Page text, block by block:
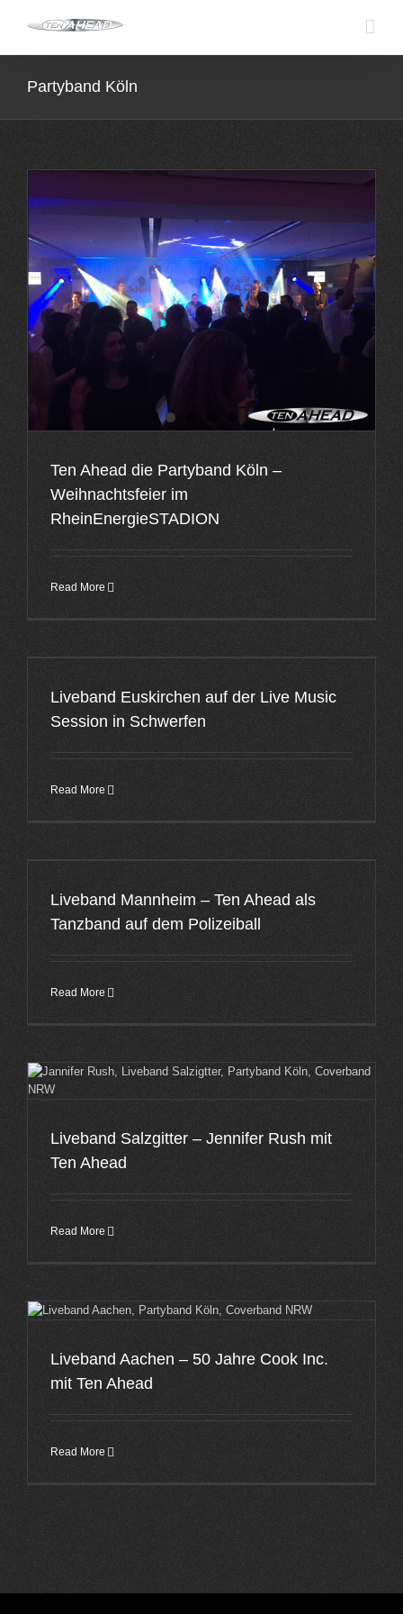
Partyband Köln
Ten Ahead die Partyband Köln –
Weihnachtsfeier im
RheinEnergieSTADION
Read More
Liveband Euskirchen auf der Live Music
Session in Schwerfen
Read More
Liveband Mannheim – Ten Ahead als
Tanzband auf dem Polizeiball
Read More
Liveband Salzgitter – Jennifer Rush mit
Ten Ahead
Read More
Liveband Aachen – 50 Jahre Cook Inc.
mit Ten Ahead
Read More